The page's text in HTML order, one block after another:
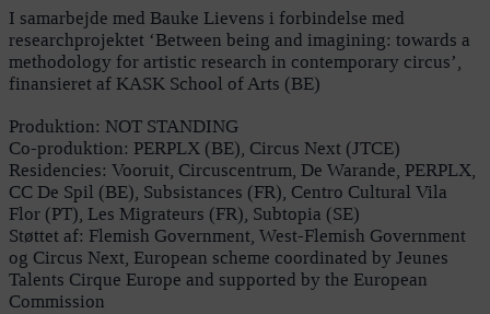
I samarbejde med Bauke Lievens i forbindelse med
researchprojektet ‘Between being and imagining: towards a
methodology for artistic research in contemporary circus’,
finansieret af KASK School of Arts (BE)
Produktion: NOT STANDING
Co-produktion: PERPLX (BE), Circus Next (JTCE)
Residencies: Vooruit, Circuscentrum, De Warande, PERPLX,
CC De Spil (BE), Subsistances (FR), Centro Cultural Vila
Flor (PT), Les Migrateurs (FR), Subtopia (SE)
Støttet af: Flemish Government, West-Flemish Government
og Circus Next, European scheme coordinated by Jeunes
Talents Cirque Europe and supported by the European
Commission